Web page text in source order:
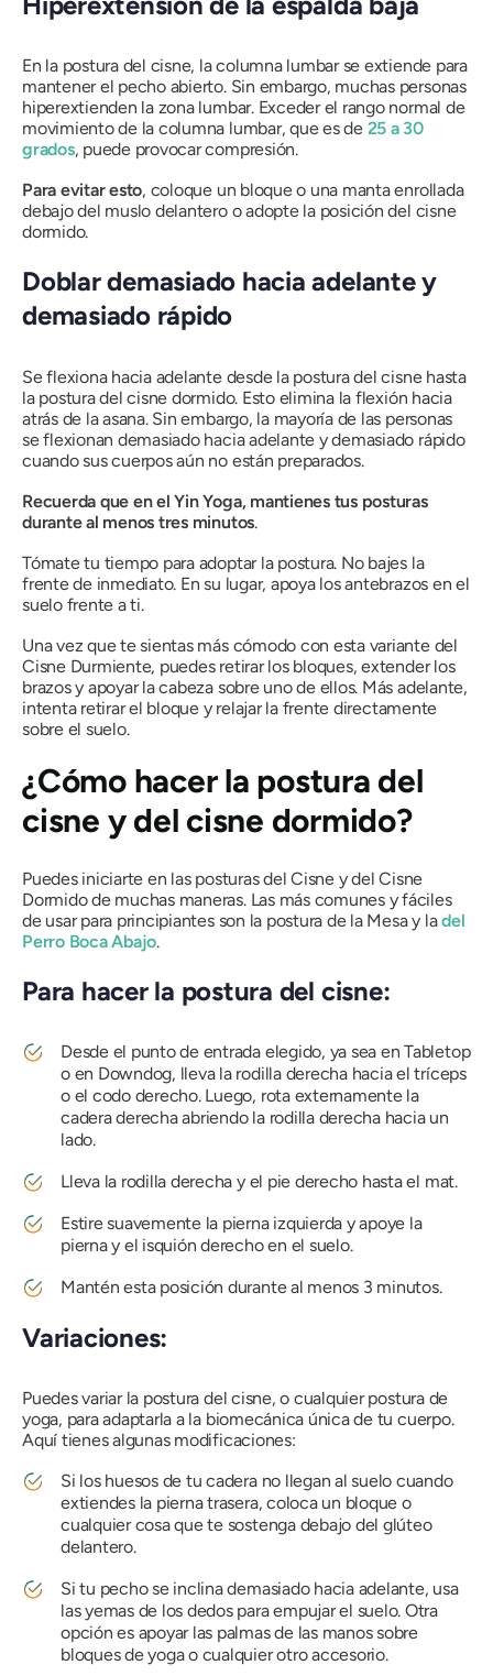
En la postura del cisne, la columna lumbar se extiende para
mantener el pecho abierto. Sin embargo, muchas personas
hiperextienden la zona lumbar. Exceder el rango normal de
movimiento de la columna lumbar, que es de 25 a 30
grados, puede provocar compresión.
Para evitar esto, coloque un bloque o una manta enrollada
debajo del muslo delantero o adopte la posición del cisne
dormido.
Doblar demasiado hacia adelante y
demasiado rápido
Se flexiona hacia adelante desde la postura del cisne hasta
la postura del cisne dormido. Esto elimina la flexión hacia
atrás de laasana. Sin embargo, la mayoría de las personas
se flexionan demasiado hacia adelante y demasiado rápido
cuando sus cuerpos aún no están preparados.
Recuerda que en el Yin Yoga, mantienes tus posturas
durante al menos tres minutos.
Tómate tu tiempo para adoptar la postura. No bajes la
frente de inmediato. En su lugar, apoya los antebrazos en el
suelo frente a ti.
Una vez que te sientas más cómodo con esta variante del
Cisne Durmiente, puedes retirar los bloques, extender los
brazos y apoyar la cabeza sobre uno de ellos. Más adelante,
intenta retirar el bloque y relajar la frente directamente
sobre el suelo.
¿Cómo hacer la postura del
cisne y del cisne dormido?
Puedes iniciarte en las posturas del Cisne y del Cisne
Dormido de muchas maneras. Las más comunes y fáciles
de usar para principiantes son la postura de la Mesa y ladel
Perro Boca Abajo.
Para hacer la postura del cisne:
Desde el punto de entrada elegido, ya sea en Tabletop
o en Downdog, lleva la rodilla derecha hacia el tríceps
o el codo derecho. Luego, rota externamente la
cadera derecha abriendo la rodilla derecha hacia un
lado.
Lleva la rodilla derecha y el pie derecho hasta el mat.
Estire suavemente la pierna izquierda y apoye la
pierna y el isquión derecho en el suelo.
Mantén esta posición durante al menos 3 minutos.
Variaciones:
Puedes variar la postura del cisne, o cualquier postura de
yoga, para adaptarla a la biomecánica única de tu cuerpo.
Aquí tienes algunas modificaciones:
Si los huesos de tu cadera no llegan al suelo cuando
extiendes la pierna trasera, coloca un bloque o
cualquier cosa que te sostenga debajo del glúteo
delantero.
Si tu pecho se inclina demasiado hacia adelante, usa
las yemas de los dedos para empujar el suelo. Otra
opción es apoyar las palmas de las manos sobre
bloques de yoga o cualquier otro accesorio.